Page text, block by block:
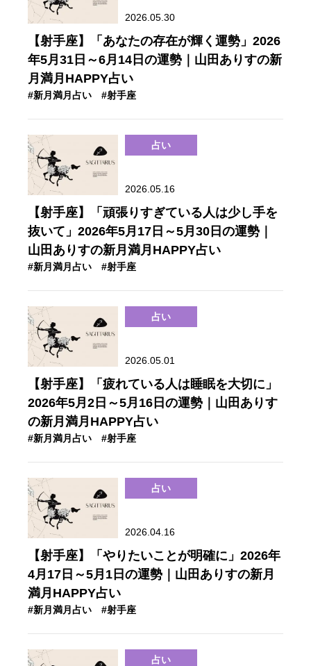
2026.05.30
【射手座】「あなたの存在が輝く運勢」2026
年5月31日～6月14日の運勢｜山田ありすの新
月満月HAPPY占い
#新月満月占い #射手座
占い
2026.05.16
【射手座】「頑張りすぎている人は少し手を
抜いて」2026年5月17日～5月30日の運勢｜
山田ありすの新月満月HAPPY占い
#新月満月占い #射手座
占い
2026.05.01
【射手座】「疲れている人は睡眠を大切に」
2026年5月2日～5月16日の運勢｜山田ありす
の新月満月HAPPY占い
#新月満月占い #射手座
占い
2026.04.16
【射手座】「やりたいことが明確に」2026年
4月17日～5月1日の運勢｜山田ありすの新月
満月HAPPY占い
#新月満月占い #射手座
占い